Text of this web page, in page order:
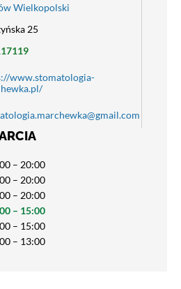
Wielkopolski
25
www.stomatologia-
– 20:00
– 20:00
– 20:00
– 15:00
– 15:00
– 13:00